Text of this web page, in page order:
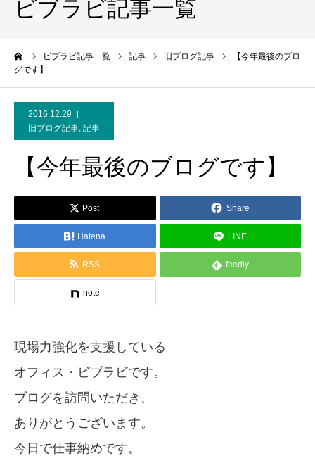
ビブラビ記事一覧
ビブラビ記事一覧 記事 旧ブログ記事
【今年最後のブロ
グです】
2016.12.29
旧ブログ記事, 記事
【今年最後のブログです】
Post Share
Hatena LINE
RSS feedly
note
現場力強化を支援している
オフィス・ビブラビです。
ブログを訪問いただき、
ありがとうございます。
今日で仕事納めです。